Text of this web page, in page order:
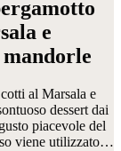
e
al Marsala e
dessert dai
piacevole del
viene utilizzato…